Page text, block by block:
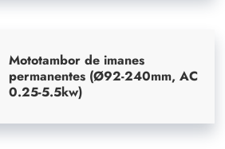
Mototambor de imanes
permanentes (Ø92-240mm, AC
0.25-5.5kw)